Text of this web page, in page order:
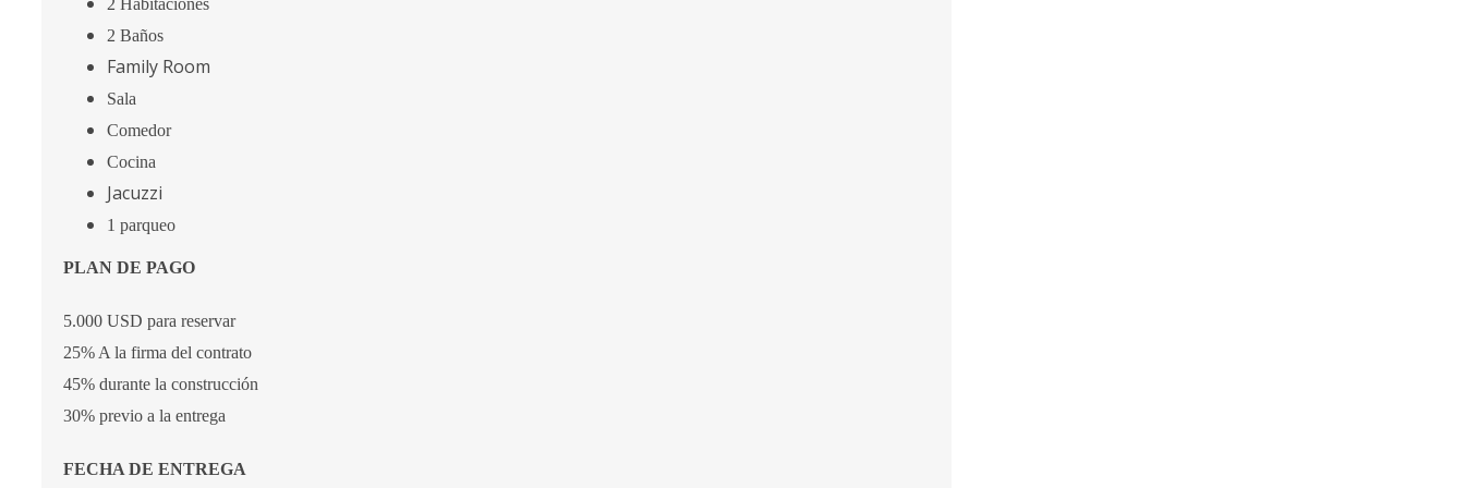
2 Habitaciones
2 Baños
Family Room
Sala
Comedor
Cocina
Jacuzzi
1 parqueo
PLAN DE PAGO
5.000 USD para reservar
25% A la firma del contrato
45% durante la construcción
30% previo a la entrega
FECHA DE ENTREGA